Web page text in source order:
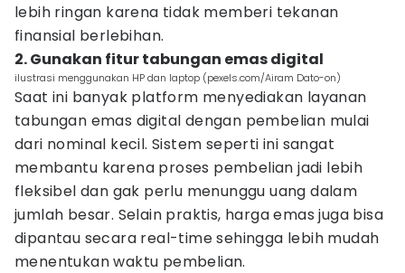
lebih ringan karena tidak memberi tekanan
finansial berlebihan.
2. Gunakan fitur tabungan emas digital
ilustrasi menggunakan HP dan laptop (pexels.com/Airam Dato-on)
Saat ini banyak platform menyediakan layanan
tabungan emas digital dengan pembelian mulai
dari nominal kecil. Sistem seperti ini sangat
membantu karena proses pembelian jadi lebih
fleksibel dan gak perlu menunggu uang dalam
jumlah besar. Selain praktis, harga emas juga bisa
dipantau secara real-time sehingga lebih mudah
menentukan waktu pembelian.